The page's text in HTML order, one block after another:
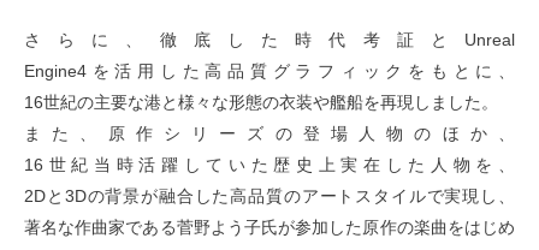
さらに、徹底した時代考証とUnreal
Engine4を活用した高品質グラフィックをもとに、
16世紀の主要な港と様々な形態の衣装や艦船を再現しました。
また、原作シリーズの登場人物のほか、
16世紀当時活躍していた歴史上実在した人物を、
2Dと3Dの背景が融合した高品質のアートスタイルで実現し、
著名な作曲家である菅野よう子氏が参加した原作の楽曲をはじめ